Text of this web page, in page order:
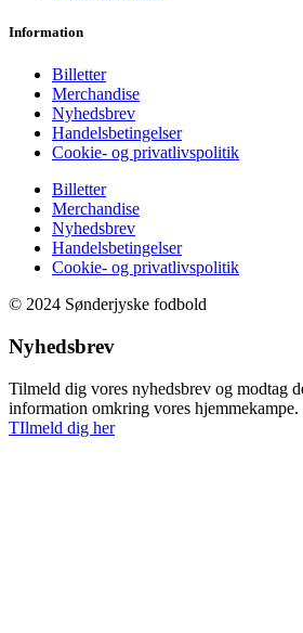
Information
Billetter
Merchandise
Nyhedsbrev
Handelsbetingelser
Cookie- og privatlivspolitik
Billetter
Merchandise
Nyhedsbrev
Handelsbetingelser
Cookie- og privatlivspolitik
© 2024 Sønderjyske fodbold
Nyhedsbrev
Tilmeld dig vores nyhedsbrev og modtag
information omkring vores hjemmekampe.
TIlmeld dig her